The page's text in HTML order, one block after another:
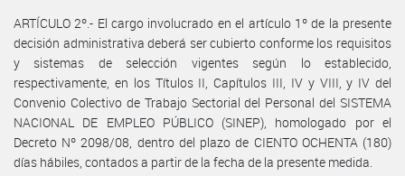
ARTÍCULO 2º.- El cargo involucrado en el artículo 1º de la presente
decisión administrativa deberá ser cubierto conforme los requisitos
y sistemas de selección vigentes según lo establecido,
respectivamente, en los Títulos II, Capítulos III, IV y VIII, y IV del
Convenio Colectivo de Trabajo Sectorial del Personal del SISTEMA
NACIONAL DE EMPLEO PÚBLICO (SINEP), homologado por el
Decreto Nº 2098/08, dentro del plazo de CIENTO OCHENTA (180)
días hábiles, contados a partir de la fecha de la presente medida.